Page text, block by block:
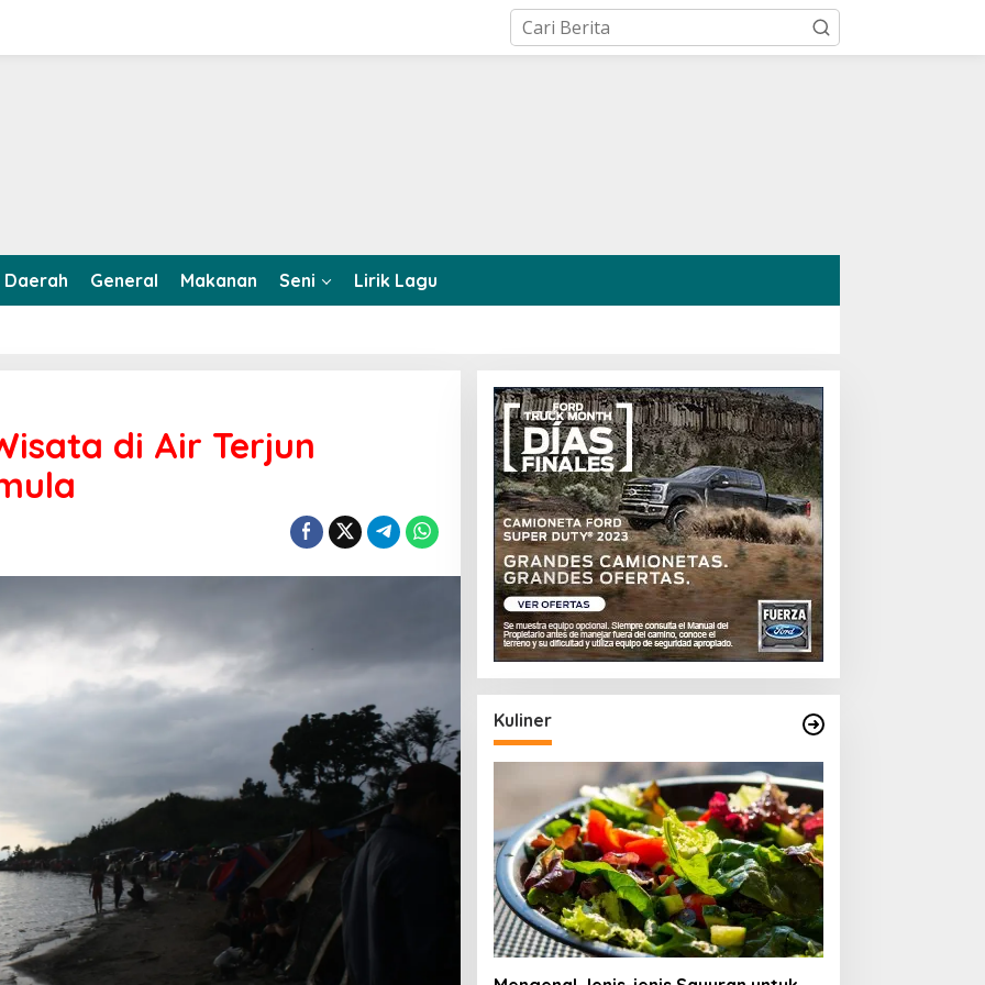
Daerah General Makanan Seni Lirik Lagu
di Air Terjun
Kuliner